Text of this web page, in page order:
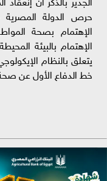
حرص الدولة
الإهتمام بصحة
الإهتمام بالبيئة
يتعلق بالنظام
خط الدفاع الأول عن